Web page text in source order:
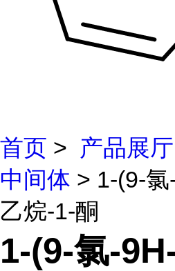
首页 > 产品展厅
中间体 > 1-(9-
乙烷-1-酮
1-(9-氯-